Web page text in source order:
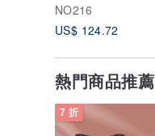
NO216
US$ 124.72
熱門商品推薦
7 折